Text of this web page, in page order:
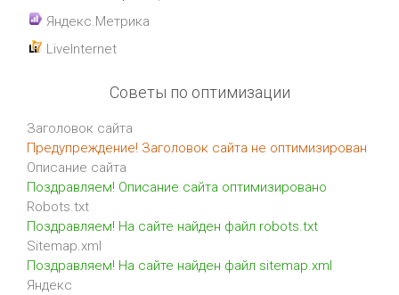
Яндекс.Метрика
LiveInternet
Советы по оптимизации
Заголовок сайта
Предупреждение! Заголовок сайта не оптимизирован
Описание сайта
Поздравляем! Описание сайта оптимизировано
Robots.txt
Поздравляем! На сайте найден файл robots.txt
Sitemap.xml
Поздравляем! На сайте найден файл sitemap.xml
Яндекс